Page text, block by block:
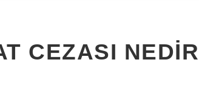
CEZASI NEDIR